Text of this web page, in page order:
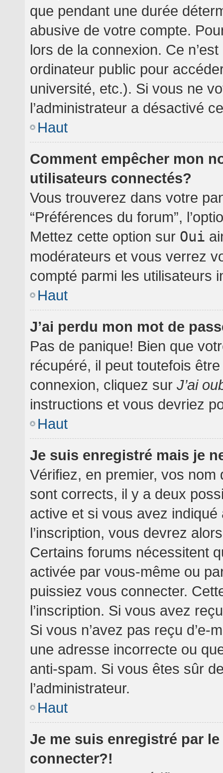
que pendant une durée
abusive de votre compte.
lors de la connexion. Ce
ordinateur public pour
université, etc.). Si vous ne
l’administrateur a désactivé
Haut
Comment empêcher mon
utilisateurs connectés?
Vous trouverez dans votre
“Préférences du forum”,
Mettez cette option sur Oui
modérateurs et vous verrez
compté parmi les utilisateurs
Haut
J’ai perdu mon mot de
Pas de panique! Bien que
récupéré, il peut toutefois
connexion, cliquez sur J’ai
instructions et vous devriez
Haut
Je suis enregistré mais je
Vérifiez, en premier, vos nom
sont corrects, il y a deux
active et si vous avez
l’inscription, vous devrez
Certains forums nécessitent
activée par vous-même ou
puissiez vous connecter.
l’inscription. Si vous avez
Si vous n’avez pas reçu d’e-
une adresse incorrecte ou
anti-spam. Si vous êtes sûr
l’administrateur.
Haut
Je me suis enregistré par
connecter?!